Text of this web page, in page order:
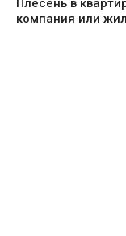
Плесень в
компания или